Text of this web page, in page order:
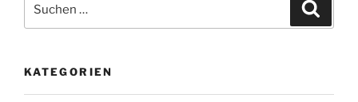
nach:
KATEGORIEN